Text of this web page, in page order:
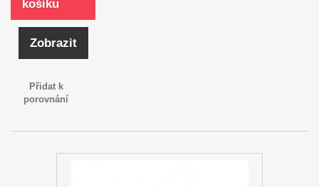
košíku
Zobrazit
Přidat k
porovnání